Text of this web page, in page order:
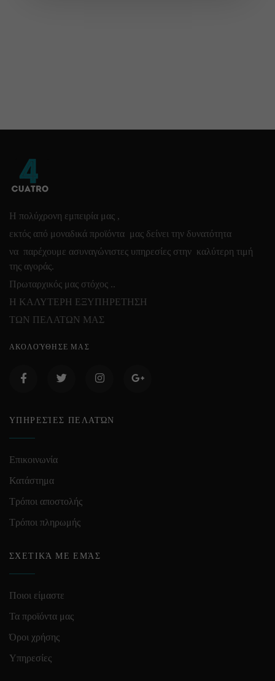
Η πολύχρονη εμπειρία μας ,
εκτός από μοναδικά προϊόντα μας δείνει την δυνατότητα
να παρέχουμε ασυναγώνιστες υπηρεσίες στην καλύτερη τιμή
της αγοράς.
Πρωταρχικός μας στόχος ..
Η ΚΑΛΥΤΕΡΗ ΕΞΥΠΗΡΕΤΗΣΗ
ΤΩΝ ΠΕΛΑΤΩΝ ΜΑΣ
ΑΚΟΛΟΎΘΗΣΕ ΜΑΣ
ΥΠΗΡΕΣΊΕΣ ΠΕΛΑΤΏΝ
Επικοινωνία
Κατάστημα
Τρόποι αποστολής
Τρόποι πληρωμής
ΣΧΕΤΙΚΆ ΜΕ ΕΜΆΣ
Ποιοι είμαστε
Τα προϊόντα μας
Όροι χρήσης
Υπηρεσίες